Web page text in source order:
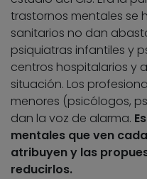
trastornos mentales se
sanitarios no dan
psiquiatras infantiles y
centros hospitalarios y
situación. Los
menores (psicólogos,
dan la voz de alarma.
mentales que ven
atribuyen y las
reducirlos.